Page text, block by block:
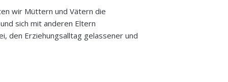
wir Müttern und Vätern die
sich mit anderen Eltern
den Erziehungsalltag gelassener und